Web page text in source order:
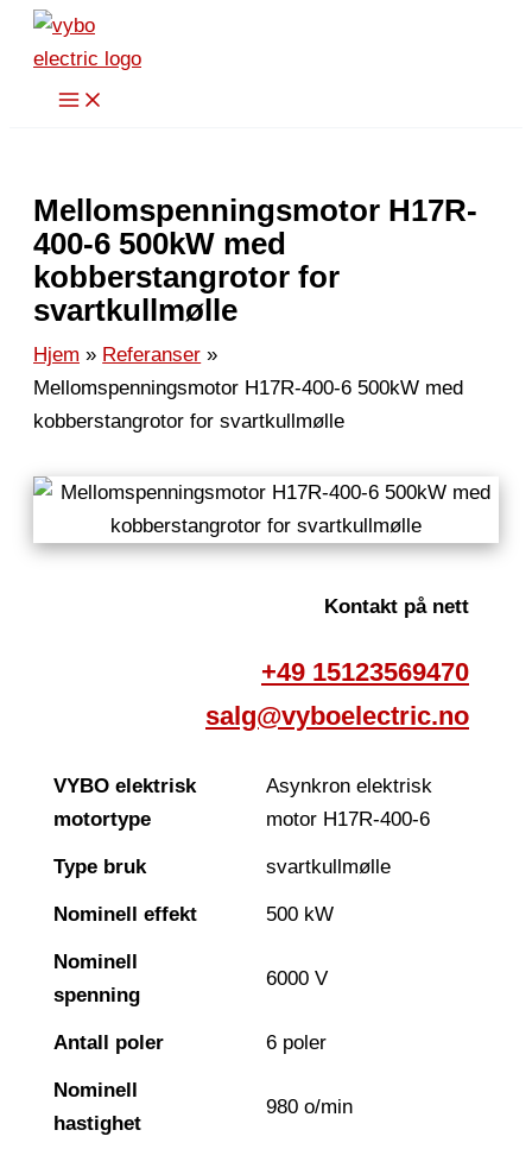
Hopp
rett
Mellomspenningsmotor H17R-
400-6 500kW med
kobberstangrotor for
svartkullmølle
Hjem
Referanser
Mellomspenningsmotor H17R-400-6 500kW med
kobberstangrotor for svartkullmølle
Kontakt på nett
+49 15123569470
salg@vyboelectric.no
VYBO elektrisk
motortype
Asynkron elektrisk
motor H17R-400-6
Type bruk svartkullmølle
Nominell effekt 500 kW
Nominell
spenning
6000 V
Antall poler 6 poler
Nominell
hastighet
980 o/min